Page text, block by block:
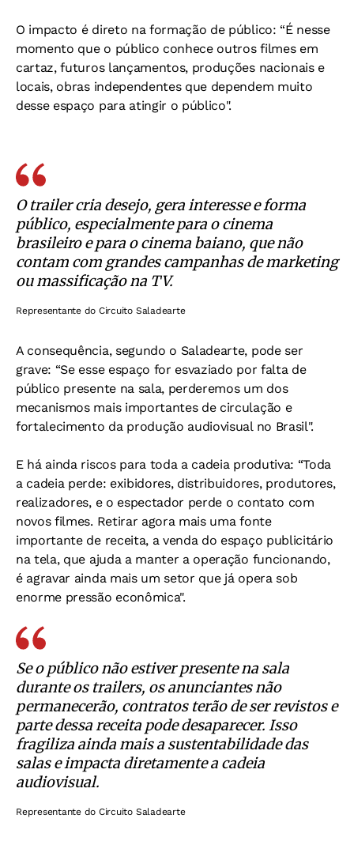
O impacto é direto na formação de público:“É nesse
momento que o público conhece outros filmes em
cartaz, futuros lançamentos, produções nacionais e
locais, obras independentes que dependem muito
desse espaço para atingir o público".
O trailer cria desejo, gera interesse e forma
público, especialmente para o cinema
brasileiro e para o cinema baiano, que não
contam com grandes campanhas de marketing
ou massificação na TV.
Representante do Circuito Saladearte
A consequência, segundo o Saladearte, pode ser
grave: “Se esse espaço for esvaziado por falta de
público presente na sala, perderemos um dos
mecanismos mais importantes de circulação e
fortalecimento da produção audiovisual no Brasil".
E há ainda riscos para toda a cadeia produtiva: “Toda
a cadeia perde: exibidores, distribuidores, produtores,
realizadores, e o espectador perde o contato com
novos filmes. Retirar agora mais uma fonte
importante de receita, a venda do espaço publicitário
na tela, que ajuda a manter a operação funcionando,
é agravar ainda mais um setor que já opera sob
enorme pressão econômica".
Se o público não estiver presente na sala
durante os trailers, os anunciantes não
permanecerão, contratos terão de ser revistos e
parte dessa receita pode desaparecer. Isso
fragiliza ainda mais a sustentabilidade das
salas e impacta diretamente a cadeia
audiovisual.
Representante do Circuito Saladearte